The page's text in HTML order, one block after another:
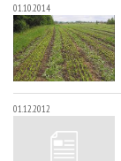
01.10.2014
01.12.2012